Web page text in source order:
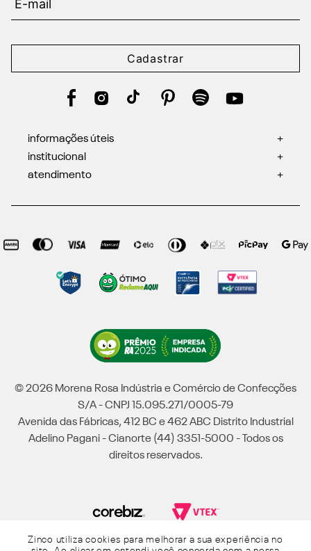
Zinco utiliza cookies para melhorar a sua experiência no
Cadastrar
informações úteis
+
institucional
+
atendimento
+
© 2026 Morena Rosa Indústria e Comércio de Confecções
S/A - CNPJ 15.095.271/0005-79
Avenida das Fábricas, 412 BC e 462 ABC Distrito Industrial
Adelino Pagani - Cianorte (44) 3351-5000 - Todos os
direitos reservados.
Powered by Grupo Morena Rosa: Morena Rosa, Iódice, Maria Valentina, Zinco e